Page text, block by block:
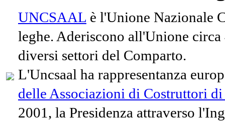
UNCSAAL è l'Unione Nazionale
leghe. Aderiscono all'Unione
diversi settori del Comparto.
L'Uncsaal ha rappresentanza
delle Associazioni di Costruttori
2001, la Presidenza attraverso